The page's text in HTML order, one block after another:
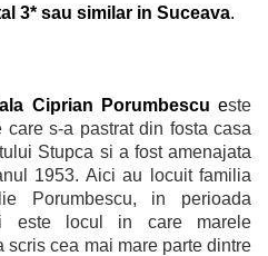
3* sau similar in Suceava.
Ciprian Porumbescu este
care s-a pastrat din fosta casa
Stupca si a fost amenajata
1953. Aici au locuit familia
Porumbescu, in perioada
este locul in care marele
scris cea mai mare parte dintre